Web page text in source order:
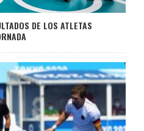
DE LOS ATLETAS